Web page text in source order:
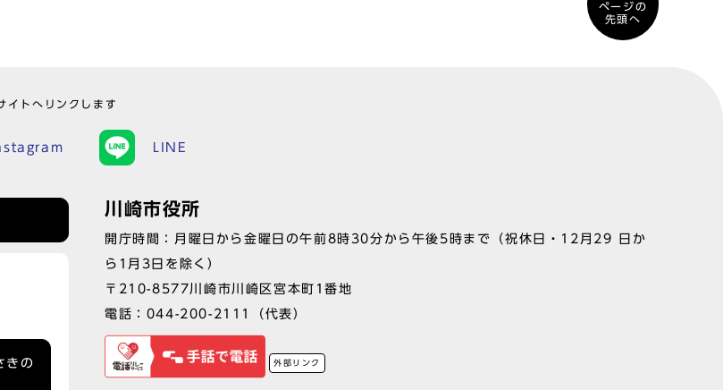
ページの
先頭へ
イトへリンクします
LINE
きの
川崎市役所
開庁時間：月曜日から金曜日の午前8時30分から午後5時まで（祝休日・12月29 日か
ら1月3日を除く）
〒210-8577川崎市川崎区宮本町1番地
電話： 044-200-2111 （代表）
外部リンク